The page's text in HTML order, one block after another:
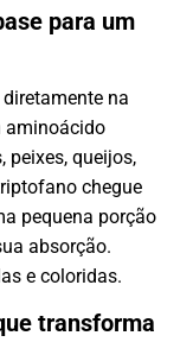
para um
na
aminoácido
peixes, queijos,
chegue
pequena porção
absorção.
e coloridas.
transforma